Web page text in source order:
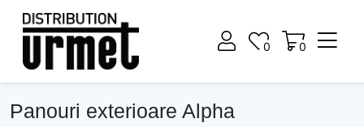
0
0 0
Panouri exterioare Alpha